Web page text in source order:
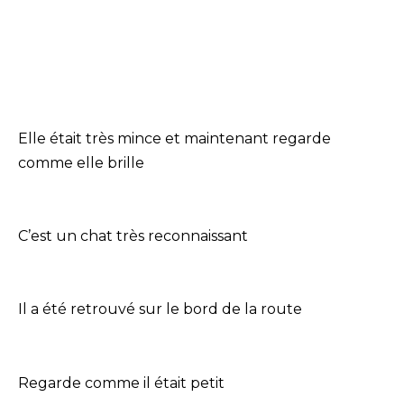
Elle était très mince et maintenant regarde
comme elle brille
C’est un chat très reconnaissant
Il a été retrouvé sur le bord de la route
Regarde comme il était petit